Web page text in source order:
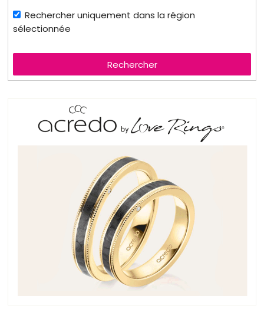
Rechercher uniquement dans la région
sélectionnée
Rechercher